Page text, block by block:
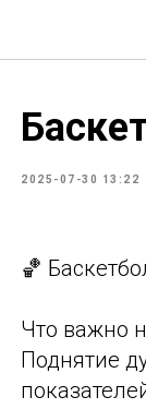
2025-07-30 13:22
🏀
Что важно
Поднятие